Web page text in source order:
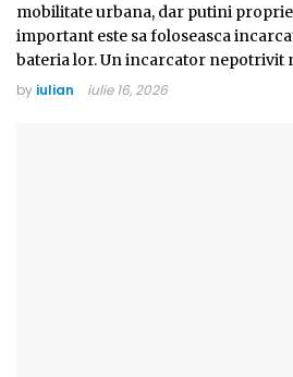
mobilitate urbana, dar putini
important este sa foloseasca
bateria lor. Un incarcator nepotrivit
by iulian iulie 16, 2026